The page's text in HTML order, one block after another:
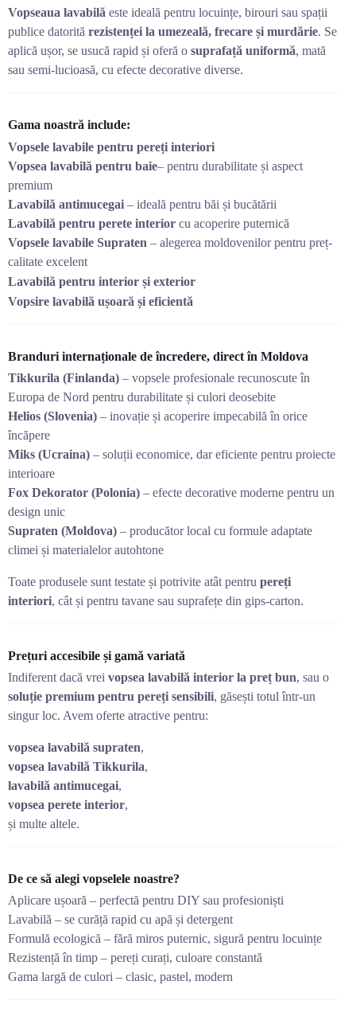
Vopseaua lavabilă este ideală pentru locuințe, birouri sau spații
publice datorită rezistenței la umezeală, frecare și murdărie. Se
aplică ușor, se usucă rapid și oferă o suprafață uniformă, mată
sau semi-lucioasă, cu efecte decorative diverse.
Gama noastră include:
Vopsele lavabile pentru pereți interiori
Vopsea lavabilă pentru baie– pentru durabilitate și aspect
premium
Lavabilă antimucegai – ideală pentru băi și bucătării
Lavabilă pentru perete interior cu acoperire puternică
Vopsele lavabile Supraten – alegerea moldovenilor pentru preț-
calitate excelent
Lavabilă pentru interior și exterior
Vopsire lavabilă ușoară și eficientă
Branduri internaționale de încredere, direct în Moldova
Tikkurila (Finlanda) – vopsele profesionale recunoscute în
Europa de Nord pentru durabilitate și culori deosebite
Helios (Slovenia) – inovație și acoperire impecabilă în orice
încăpere
Miks (Ucraina) – soluții economice, dar eficiente pentru proiecte
interioare
Fox Dekorator (Polonia) – efecte decorative moderne pentru un
design unic
Supraten (Moldova) – producător local cu formule adaptate
climei și materialelor autohtone
Toate produsele sunt testate și potrivite atât pentru pereți
interiori, cât și pentru tavane sau suprafețe din gips-carton.
Prețuri accesibile și gamă variată
Indiferent dacă vrei vopsea lavabilă interior la preț bun, sau o
soluție premium pentru pereți sensibili, găsești totul într-un
singur loc. Avem oferte atractive pentru:
vopsea lavabilă supraten,
vopsea lavabilă Tikkurila,
lavabilă antimucegai,
vopsea perete interior,
și multe altele.
De ce să alegi vopselele noastre?
Aplicare ușoară – perfectă pentru DIY sau profesioniști
Lavabilă – se curăță rapid cu apă și detergent
Formulă ecologică – fără miros puternic, sigură pentru locuințe
Rezistență în timp – pereți curați, culoare constantă
Gama largă de culori – clasic, pastel, modern